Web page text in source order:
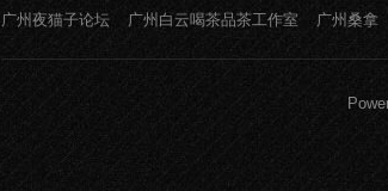
广州夜猫子论坛
广州白云喝茶品茶工作室 广州桑拿